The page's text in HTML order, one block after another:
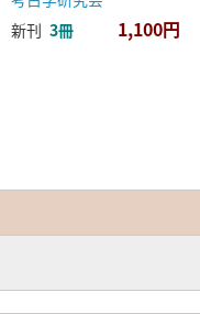
新刊 3冊 1,100円